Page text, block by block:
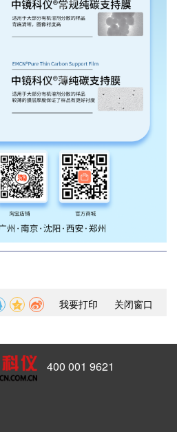
我要打印 关闭窗口
400 001 9621